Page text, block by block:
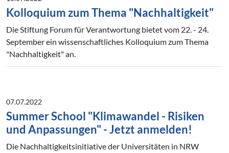
Kolloquium zum Thema "Nachhaltigkeit"
Die Stiftung Forum für Verantwortung bietet vom 22. - 24.
September ein wissenschaftliches Kolloquium zum Thema
"Nachhaltigkeit" an.
07.07.2022
Summer School "Klimawandel - Risiken
und Anpassungen" - Jetzt anmelden!
Die Nachhaltigkeitsinitiative der Universitäten in NRW